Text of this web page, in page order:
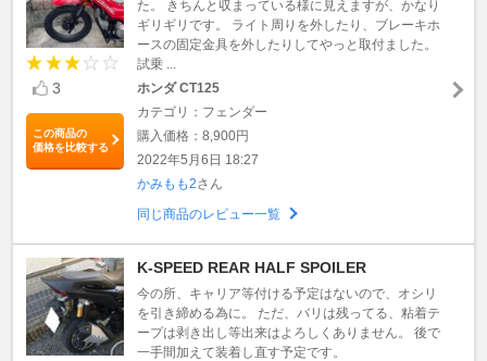
3
この商品の
価格を比較する
た。 きちんと収まっている様に見えますが、かなり
ギリギリです。 ライト周りを外したり、ブレーキホ
ースの固定金具を外したりしてやっと取付ました。
試乗 ...
ホンダ CT125
カテゴリ：フェンダー
購入価格：8,900円
2022年5月6日 18:27
かみもも2さん
同じ商品のレビュー一覧
K-SPEED REAR HALF SPOILER
今の所、キャリア等付ける予定はないので、オシリ
を引き締める為に。 ただ、バリは残ってる、粘着テ
ープは剥き出し等出来はよろしくありません。 後で
一手間加えて装着し直す予定です。